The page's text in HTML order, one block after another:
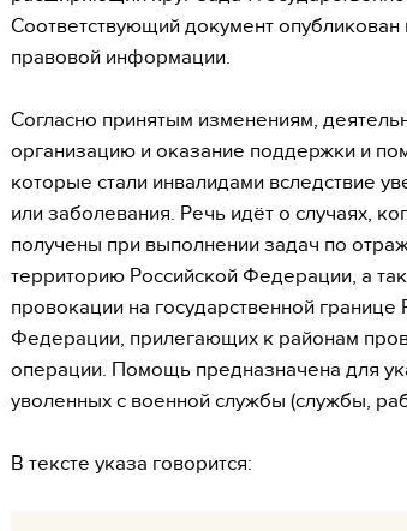
Соответствующий документ
правовой информации.
Согласно принятым изменениям,
организацию и оказание поддержки и
которые стали инвалидами вследствие
или заболевания. Речь идёт о случаях,
получены при выполнении задач по
территорию Российской Федерации, а
провокации на государственной границе
Федерации, прилегающих к районам
операции. Помощь предназначена для
уволенных с военной службы (службы,
В тексте указа говорится: